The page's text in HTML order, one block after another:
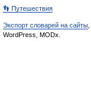
👣 Путешествия
Экспорт словарей на сайты
WordPress, MODx.